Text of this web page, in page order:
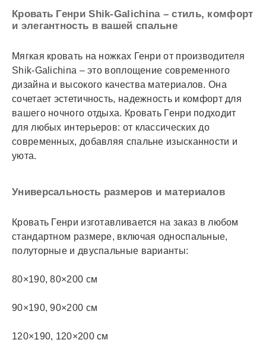
Кровать Генри Shik-Galichina – стиль, комфорт
и элегантность в вашей спальне
Мягкая кровать на ножках Генри от производителя
Shik-Galichina – это воплощение современного
дизайна и высокого качества материалов. Она
сочетает эстетичность, надежность и комфорт для
вашего ночного отдыха. Кровать Генри подходит
для любых интерьеров: от классических до
современных, добавляя спальне изысканности и
уюта.
Универсальность размеров и материалов
Кровать Генри изготавливается на заказ в любом
стандартном размере, включая односпальные,
полуторные и двуспальные варианты:
80×190, 80×200 см
90×190, 90×200 см
120×190, 120×200 см